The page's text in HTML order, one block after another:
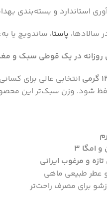
استاندارد و بسته‌بندی
سالادها، پاستا، ساندویچ یا
روزانه در یک قوطی سبک و
انتخابی عالی برای
شود. وزن سبک‌تر این محصول
امگا ۳
و مرغوب ایرانی
عطر طبیعی ماهی
برای مصرف راحت‌تر